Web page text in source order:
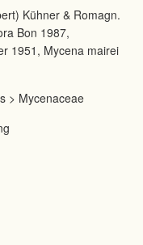
Kühner & Romagn.
Bon 1987,
1951, Mycena mairei
> Mycenaceae